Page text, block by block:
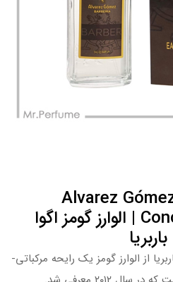
Alvarez
Concentrada Barberia | الوارز گومز اگوا
از الوارز گومز یک رایحه مرکباتی-